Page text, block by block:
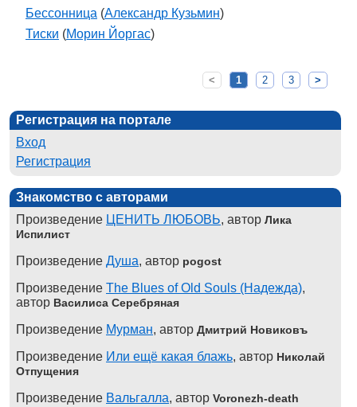
Бессонница (Александр Кузьмин)
Тиски (Морин Йоргас)
< 1 2 3 >
Регистрация на портале
Вход
Регистрация
Знакомство с авторами
Произведение ЦЕНИТЬ ЛЮБОВЬ, автор Лика
Испилист
Произведение Душа, автор pogost
Произведение The Blues of Old Souls (Надежда),
автор Василиса Серебряная
Произведение Мурман, автор Дмитрий Новиковъ
Произведение Или ещё какая блажь, автор Николай
Отпущения
Произведение Вальгалла, автор Voronezh-death